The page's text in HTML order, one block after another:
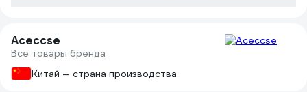
Aceccse
Все товары бренда
Китай — страна производства